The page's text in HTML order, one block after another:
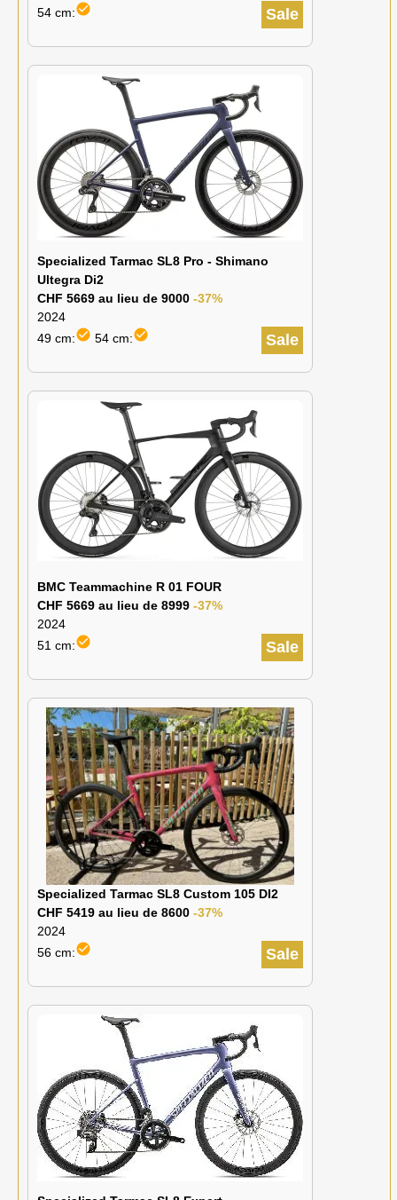
Sale
54 cm:check_circle
Specialized Tarmac SL8 Pro - Shimano
Ultegra Di2
CHF 5669 au lieu de 9000 -37%
2024
Sale
49 cm:check_circle 54 cm:check_circle
BMC Teammachine R 01 FOUR
CHF 5669 au lieu de 8999 -37%
2024
Sale
51 cm:check_circle
Specialized Tarmac SL8 Custom 105 DI2
CHF 5419 au lieu de 8600 -37%
2024
Sale
56 cm:check_circle